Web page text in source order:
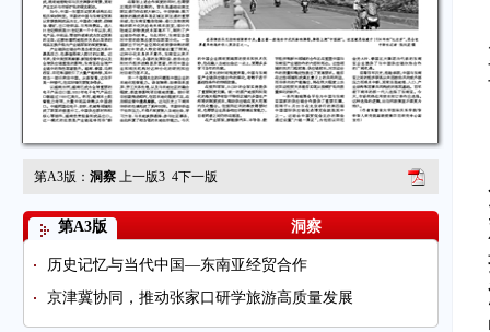
第A3版： 洞察 上一版3 4下一版
第A3版 洞察
历史记忆与当代中国—东南亚经贸合作
京津冀协同，推动张家口研学旅游高质量发展